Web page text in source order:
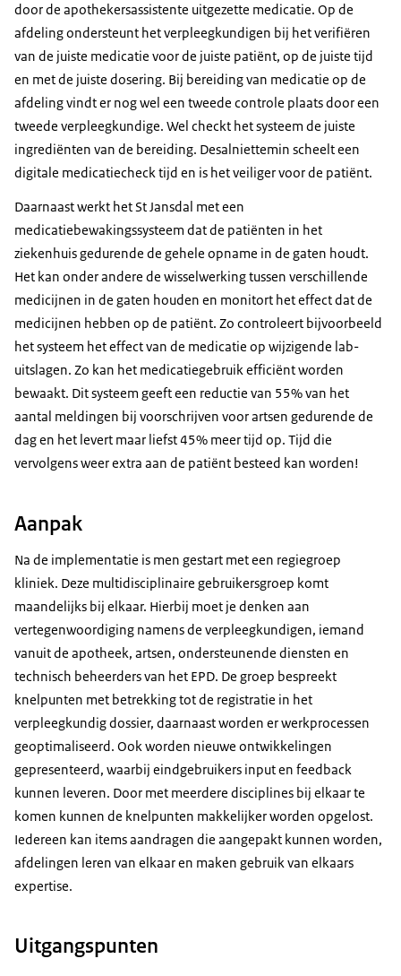
door de apothekersassistente uitgezette medicatie. Op de
afdeling ondersteunt het verpleegkundigen bij het verifiëren
van de juiste medicatie voor de juiste patiënt, op de juiste tijd
en met de juiste dosering. Bij bereiding van medicatie op de
afdeling vindt er nog wel een tweede controle plaats door een
tweede verpleegkundige. Wel checkt het systeem de juiste
ingrediënten van de bereiding. Desalniettemin scheelt een
digitale medicatiecheck tijd en is het veiliger voor de patiënt.
Daarnaast werkt het St Jansdal met een
medicatiebewakingssysteem dat de patiënten in het
ziekenhuis gedurende de gehele opname in de gaten houdt.
Het kan onder andere de wisselwerking tussen verschillende
medicijnen in de gaten houden en monitort het effect dat de
medicijnen hebben op de patiënt. Zo controleert bijvoorbeeld
het systeem het effect van de medicatie op wijzigende lab-
uitslagen. Zo kan het medicatiegebruik efficiënt worden
bewaakt. Dit systeem geeft een reductie van 55% van het
aantal meldingen bij voorschrijven voor artsen gedurende de
dag en het levert maar liefst 45% meer tijd op. Tijd die
vervolgens weer extra aan de patiënt besteed kan worden!
Aanpak
Na de implementatie is men gestart met een regiegroep
kliniek. Deze multidisciplinaire gebruikersgroep komt
maandelijks bij elkaar. Hierbij moet je denken aan
vertegenwoordiging namens de verpleegkundigen, iemand
vanuit de apotheek, artsen, ondersteunende diensten en
technisch beheerders van het EPD. De groep bespreekt
knelpunten met betrekking tot de registratie in het
verpleegkundig dossier, daarnaast worden er werkprocessen
geoptimaliseerd. Ook worden nieuwe ontwikkelingen
gepresenteerd, waarbij eindgebruikers input en feedback
kunnen leveren. Door met meerdere disciplines bij elkaar te
komen kunnen de knelpunten makkelijker worden opgelost.
Iedereen kan items aandragen die aangepakt kunnen worden,
afdelingen leren van elkaar en maken gebruik van elkaars
expertise.
Uitgangspunten